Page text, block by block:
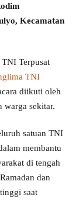
Kecamatan
Terpusat
TNI
diikuti oleh
warga sekitar.
satuan TNI
membantu
di tengah
dan
saat